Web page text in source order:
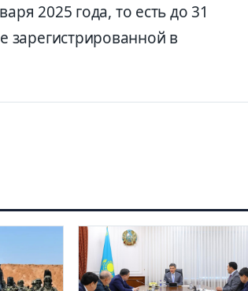
2025 года, то есть до 31
зарегистрированной в